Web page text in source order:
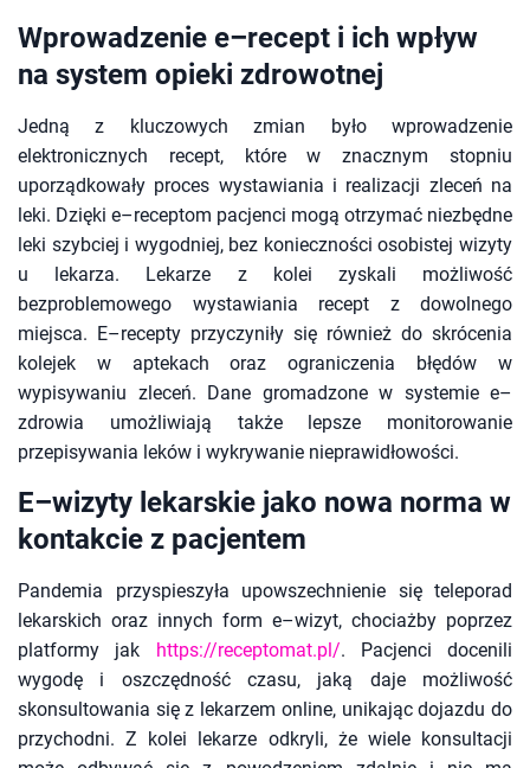
Wprowadzenie e–recept i ich wpływ
na system opieki zdrowotnej
Jedną z kluczowych zmian było wprowadzenie
elektronicznych recept, które w znacznym stopniu
uporządkowały proces wystawiania i realizacji zleceń na
leki. Dzięki e–receptom pacjenci mogą otrzymać niezbędne
leki szybciej i wygodniej, bez konieczności osobistej wizyty
u lekarza. Lekarze z kolei zyskali możliwość
bezproblemowego wystawiania recept z dowolnego
miejsca. E–recepty przyczyniły się również do skrócenia
kolejek w aptekach oraz ograniczenia błędów w
wypisywaniu zleceń. Dane gromadzone w systemie e–
zdrowia umożliwiają także lepsze monitorowanie
przepisywania leków i wykrywanie nieprawidłowości.
E–wizyty lekarskie jako nowa norma w
kontakcie z pacjentem
Pandemia przyspieszyła upowszechnienie się teleporad
lekarskich oraz innych form e–wizyt, chociażby poprzez
platformy jak https://receptomat.pl/. Pacjenci docenili
wygodę i oszczędność czasu, jaką daje możliwość
skonsultowania się z lekarzem online, unikając dojazdu do
przychodni. Z kolei lekarze odkryli, że wiele konsultacji